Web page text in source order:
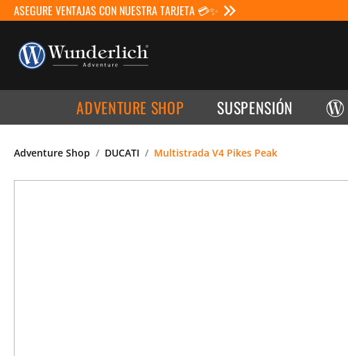
ASEGURE VENTAJAS CON NUESTRA TARJETA 💳✨
ADVENTURE SHOP SUSPENSIÓN
Adventure Shop DUCATI Multistrada V4 Pikes Peak